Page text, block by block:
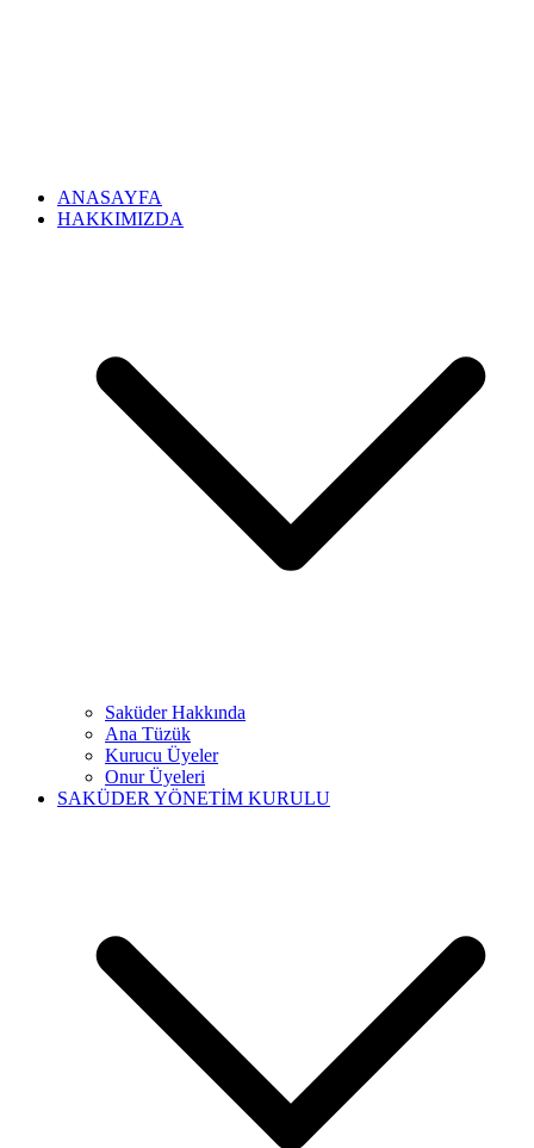
ANASAYFA
HAKKIMIZDA
Saküder Hakkında
Ana Tüzük
Kurucu Üyeler
Onur Üyeleri
SAKÜDER YÖNETİM KURULU